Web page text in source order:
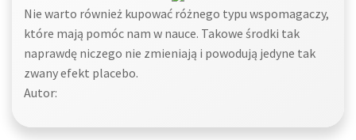
Nie warto również kupować różnego typu wspomagaczy,
które mają pomóc nam w nauce. Takowe środki tak
naprawdę niczego nie zmieniają i powodują jedyne tak
zwany efekt placebo.
Autor: